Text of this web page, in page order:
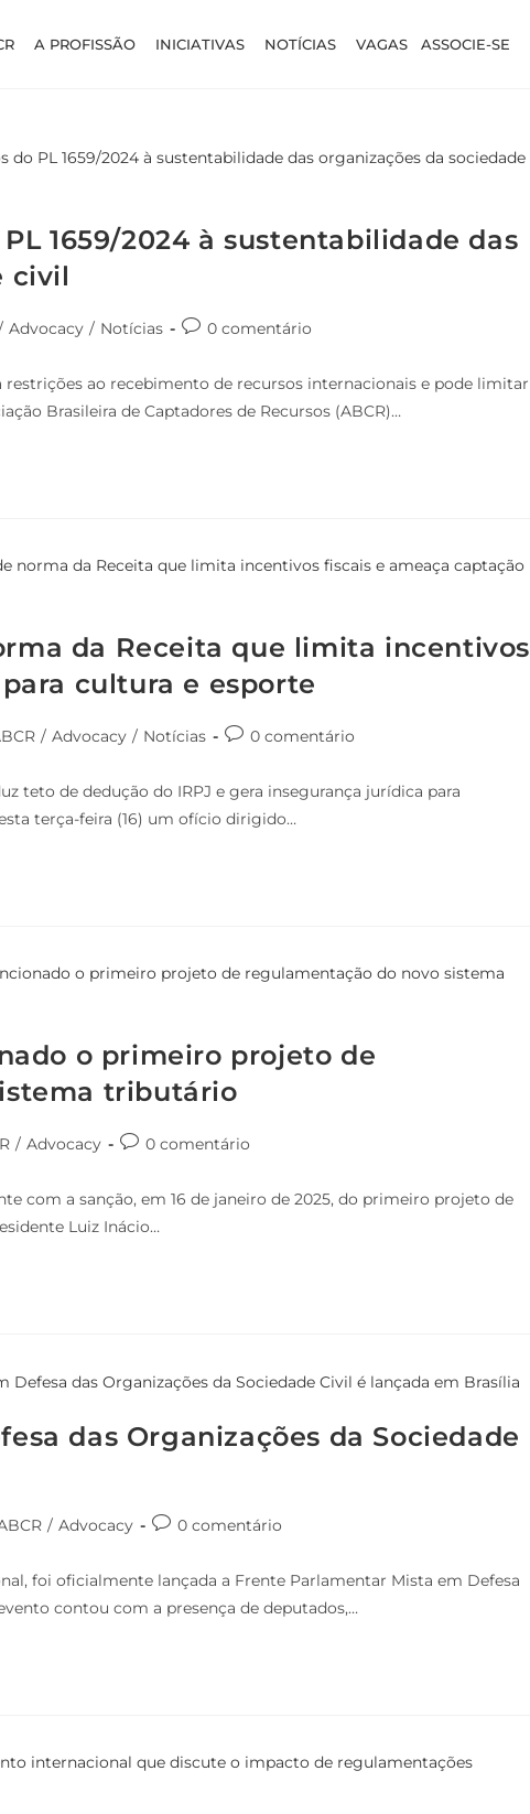
A PROFISSÃO INICIATIVAS NOTÍCIAS VAGAS ASSOCIE-SE
1659/2024 à sustentabilidade das
civil
Advocacy / Notícias 0 comentário
ao recebimento de recursos internacionais e pode limitar
Brasileira de Captadores de Recursos (ABCR)…
da Receita que limita incentivos
cultura e esporte
/ Advocacy / Notícias 0 comentário
teto de dedução do IRPJ e gera insegurança jurídica para
terça-feira (16) um ofício dirigido…
o primeiro projeto de
tributário
/ Advocacy 0 comentário
com a sanção, em 16 de janeiro de 2025, do primeiro projeto de
Luiz Inácio…
das Organizações da Sociedade
/ Advocacy 0 comentário
foi oficialmente lançada a Frente Parlamentar Mista em Defesa
contou com a presença de deputados,…